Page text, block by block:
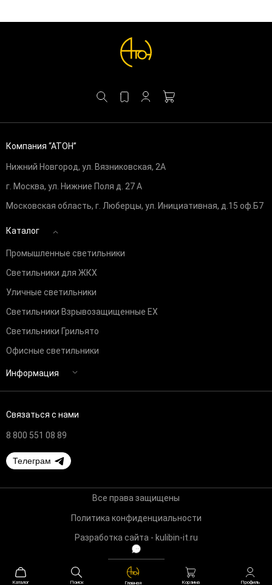
Компания “АТОН”
Нижний Новгород, ул. Вязниковская, 2А
г. Москва, ул. Нижние Поля д. 27 А
Московская область, г. Люберцы, ул. Инициативная, д.15 оф.Б7
Каталог
Промышленные светильники
Светильники для ЖКХ
Уличные светильники
Светильники Взрывозащищенные EX
Светильники Грильято
Офисные светильники
Информация
Связаться с нами
8 800 551 08 89
Телеграм
Все права защищены
Политика конфиденциальности
Разработка сайта - kulibin-it.ru
Каталог Поиск Главная Корзина Профиль